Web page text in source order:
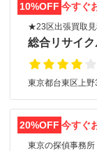
10%OFF 今すぐ
★23区出張買取
総合リサイ
東京都台東区上
20%OFF 今すぐ
東京の探偵事務